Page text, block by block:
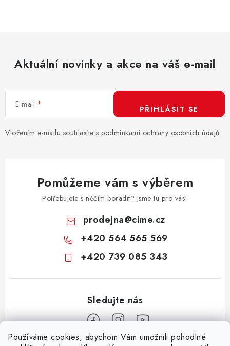
Používáme cookies, abychom Vám umožnili pohodlné
y
ý
p
Aktuální novinky a akce na váš e-mail
E-mail
Vložením e-mailu souhlasíte s podmínkami ochrany osobních údajů
PŘIHLÁSIT SE
Pomůžeme vám s výběrem
Potřebujete s něčím poradit? Jsme tu pro vás!
prodejna@cime.cz
+420 564 565 569
+420 739 085 343